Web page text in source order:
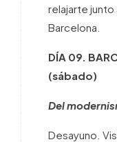
relajarte
Barcelona.
DÍA 09.
(sábado)
Del
Desayuno.